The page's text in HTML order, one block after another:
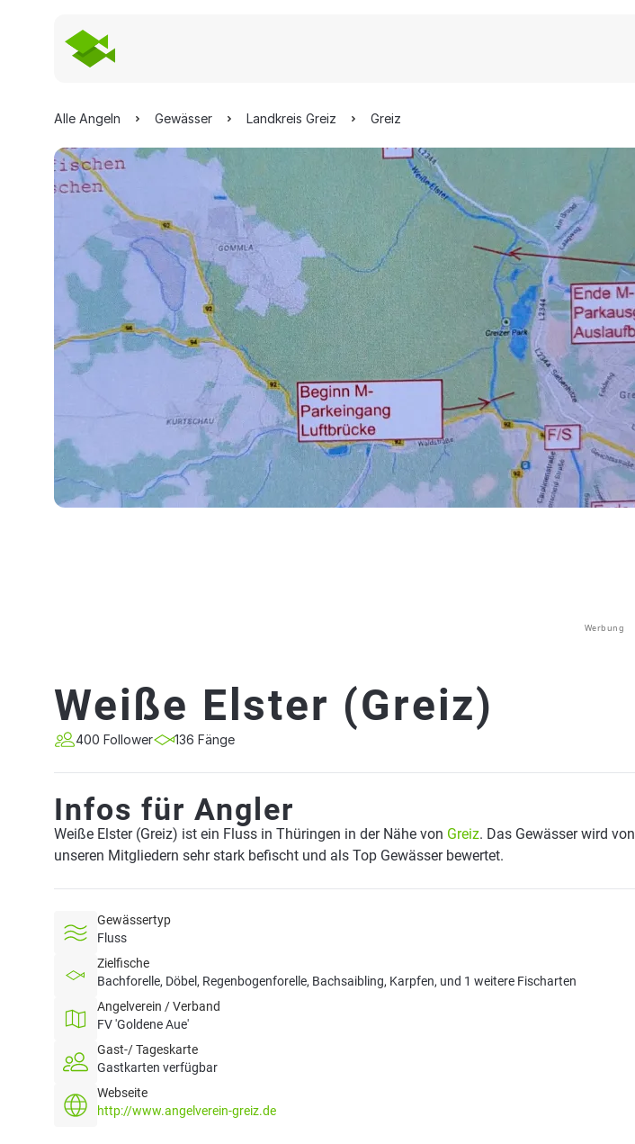
Alle Angeln Gewässer Landkreis Greiz Greiz
Werbung
Weiße Elster (Greiz)
400 Follower 136 Fänge
Infos für Angler
Weiße Elster (Greiz) ist ein Fluss in Thüringen in der Nähe von Greiz. Das Gewässer wird von
unseren Mitgliedern sehr stark befischt und als Top Gewässer bewertet.
Gewässertyp
Fluss
Zielfische
Bachforelle, Döbel, Regenbogenforelle, Bachsaibling, Karpfen, und 1 weitere Fischarten
Angelverein / Verband
FV 'Goldene Aue'
Gast-/ Tageskarte
Gastkarten verfügbar
Webseite
http://www.angelverein-greiz.de